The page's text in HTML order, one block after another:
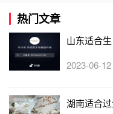
热门文章
山东适合
2023-06-
湖南适合